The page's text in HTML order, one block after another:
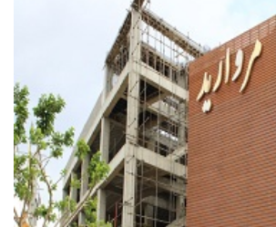
+
تالار بزرگ مروارید واقع در سه راه اندیشه به مساحت ۱۰۰۰۰